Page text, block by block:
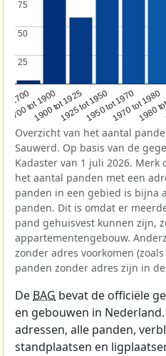
1700
1700 tot 1900
1900 tot 19251925 tot 19501950 tot 19701970 tot 1980
1980
25
25
50
50
75
75
Overzicht van het aantal
Sauwerd. Op basis van de
Kadaster van 1 juli 2026. Merk
het aantal panden met een
panden in een gebied is bijna
panden. Dit is omdat er
pand gehuisvest kunnen zijn,
appartementengebouw.
zonder adres voorkomen
panden zonder adres zijn in
DeBAG bevat de officiële
en gebouwen in
adressen, alle panden,
standplaatsen en